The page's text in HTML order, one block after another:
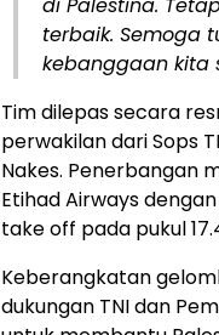
terbaik. Semoga
kebanggaan kita
Tim dilepas secara
perwakilan dari Sops
Nakes. Penerbangan
Etihad Airways
take off pada pukul
Keberangkatan
dukungan TNI dan